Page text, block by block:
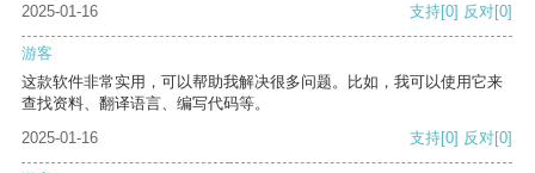
2025-01-16
支持[0] 反对[0]
游客
这款软件非常实用，可以帮助我解决很多问题。比如，我可以使用它来
查找资料、翻译语言、编写代码等。
2025-01-16
支持[0] 反对[0]